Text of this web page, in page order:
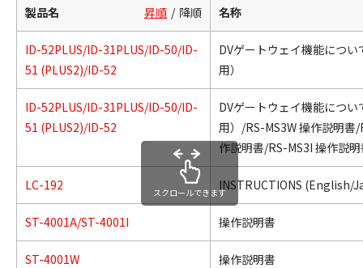
製品名 昇順 降順 名称
ID-52PLUS/ID-31PLUS/ID-50/ID-
51 (PLUS2)/ID-52
DVゲートウェイ機能につい
用）
ID-52PLUS/ID-31PLUS/ID-50/ID-
51 (PLUS2)/ID-52
DVゲートウェイ機能につい
用）/RS-MS3W 操作説明書/
作説明書/RS-MS3I 操作説
LC-192 INSTRUCTIONS (English/
ST-4001A/ST-4001I 操作説明書
ST-4001W 操作説明書
スクロールできます